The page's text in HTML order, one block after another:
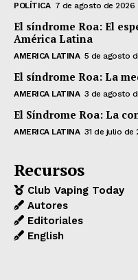
POLÍTICA 7 de agosto de 2026
El síndrome Roa: El
América Latina
AMERICA LATINA 5 de agosto
El síndrome Roa: La
AMERICA LATINA 3 de agosto
El Síndrome Roa: La
AMERICA LATINA 31 de julio de
Recursos
Club Vaping Today
Autores
Editoriales
English